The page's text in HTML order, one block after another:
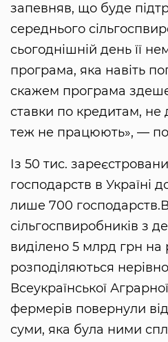
запевняв, що буде
середнього
сьогоднішній день її
програма, яка навіть
скажем програма
ставки по кредитам, не
теж не працюють», —
Із 50 тис.
господарств в Україні
лише 700
сільгоспвиробників з
виділено 5 млрд грн на
розподіляються
Всеукраїнської
фермерів повернули
суми, яка була ними